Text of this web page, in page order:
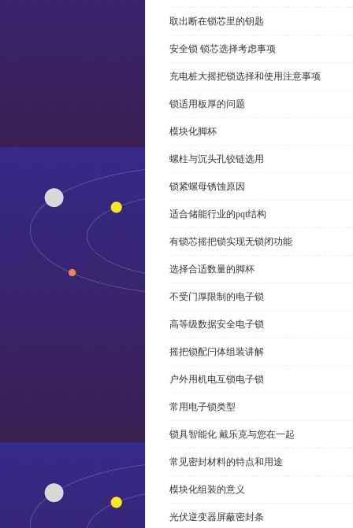
取出断在锁芯里的钥匙
安全锁 锁芯选择考虑事项
充电桩大摇把锁选择和使用注意事项
锁适用板厚的问题
模块化脚杯
螺柱与沉头孔铰链选用
锁紧螺母锈蚀原因
适合储能行业的pqt结构
有锁芯摇把锁实现无锁闭功能
选择合适数量的脚杯
不受门厚限制的电子锁
高等级数据安全电子锁
摇把锁配闩体组装讲解
户外用机电互锁电子锁
常用电子锁类型
锁具智能化 戴乐克与您在一起
常见密封材料的特点和用途
模块化组装的意义
光伏逆变器屏蔽密封条